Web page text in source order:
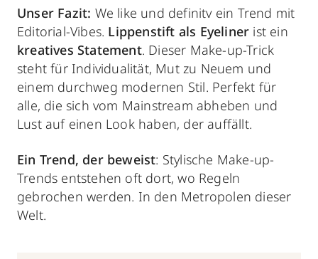
Unser Fazit: We like und definitv ein Trend mit
Editorial-Vibes. Lippenstift als Eyeliner ist ein
kreatives Statement. Dieser Make-up-Trick
steht für Individualität, Mut zu Neuem und
einem durchweg modernen Stil. Perfekt für
alle, die sich vom Mainstream abheben und
Lust auf einen Look haben, der auffällt.
Ein Trend, der beweist: Stylische Make-up-
Trends entstehen oft dort, wo Regeln
gebrochen werden. In den Metropolen dieser
Welt.